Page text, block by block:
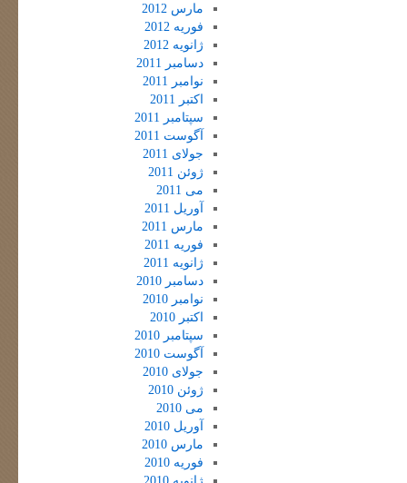
مارس 2012
فوریه 2012
ژانویه 2012
دسامبر 2011
نوامبر 2011
اکتبر 2011
سپتامبر 2011
آگوست 2011
جولای 2011
ژوئن 2011
می 2011
آوریل 2011
مارس 2011
فوریه 2011
ژانویه 2011
دسامبر 2010
نوامبر 2010
اکتبر 2010
سپتامبر 2010
آگوست 2010
جولای 2010
ژوئن 2010
می 2010
آوریل 2010
مارس 2010
فوریه 2010